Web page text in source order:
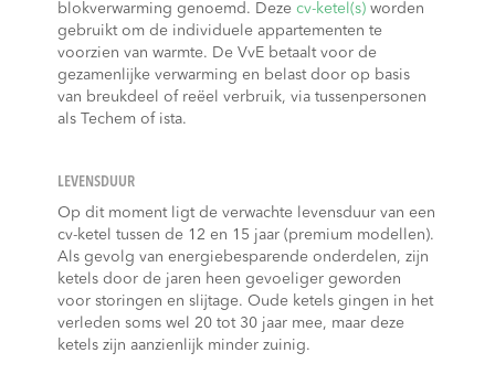
blokverwarming genoemd. Dezecv-ketel(s)worden
gebruikt om de individuele appartementen te
voorzien van warmte. De VvE betaalt voor de
gezamenlijke verwarming en belast door op basis
van breukdeel of reëel verbruik, via tussenpersonen
als Techem of ista.
LEVENSDUUR
Op dit moment ligt de verwachte levensduur van een
cv-ketel tussen de 12 en 15 jaar (premium modellen).
Als gevolg van energiebesparende onderdelen, zijn
ketels door de jaren heen gevoeliger geworden
voor storingen en slijtage. Oude ketels gingen in het
verleden soms wel 20 tot 30 jaar mee, maar deze
ketels zijn aanzienlijk minder zuinig.